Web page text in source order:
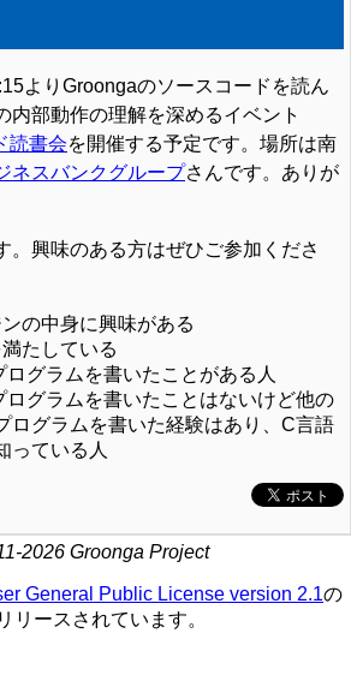
よりGroongaのソースコードを読ん
内部動作の理解を深めるイベント
読書会を開催する予定です。場所は南
ネスバンクグループさんです。ありが
。興味のある方はぜひご参加くださ
の中身に興味がある
たしている
ログラムを書いたことがある人
ログラムを書いたことはないけど他の
ログラムを書いた経験はあり、C言語
っている人
2026 Groonga Project
General Public License version 2.1の
リースされています。